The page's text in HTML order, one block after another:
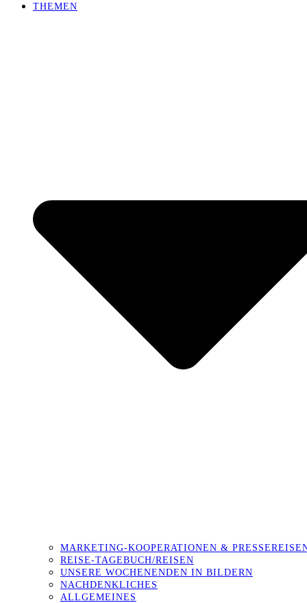
THEMEN
MARKETING-KOOPERATIONEN &
REISE-TAGEBUCH/REISEN
UNSERE WOCHENENDEN IN BILDERN
NACHDENKLICHES
ALLGEMEINES